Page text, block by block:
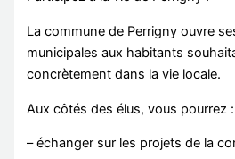
La commune de Perrigny ouvre
municipales aux habitants
concrètement dans la vie locale.
Aux côtés des élus, vous pourrez :
– échanger sur les projets de la